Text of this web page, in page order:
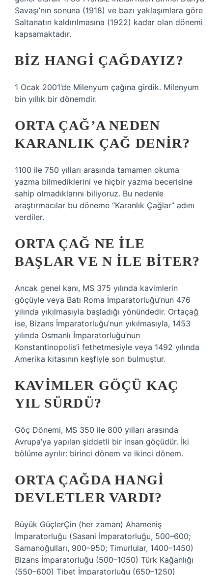
Savaşı’nın sonuna (1918) ve bazı yaklaşımlara göre
Saltanatın kaldırılmasına (1922) kadar olan dönemi
kapsamaktadır.
BIZ HANGI ÇAĞDAYIZ?
1 Ocak 2001’de Milenyum çağına girdik. Milenyum
bin yıllık bir dönemdir.
ORTA ÇAĞ’A NEDEN
KARANLIK ÇAĞ DENIR?
1100 ile 750 yılları arasında tamamen okuma
yazma bilmediklerini ve hiçbir yazma becerisine
sahip olmadıklarını biliyoruz. Bu nedenle
araştırmacılar bu döneme “Karanlık Çağlar” adını
verdiler.
ORTA ÇAĞ NE ILE
BAŞLAR VE N ILE BITER?
Ancak genel kanı, MS 375 yılında kavimlerin
göçüyle veya Batı Roma İmparatorluğu’nun 476
yılında yıkılmasıyla başladığı yönündedir. Ortaçağ
ise, Bizans İmparatorluğu’nun yıkılmasıyla, 1453
yılında Osmanlı İmparatorluğu’nun
Konstantinopolis’i fethetmesiyle veya 1492 yılında
Amerika kıtasının keşfiyle son bulmuştur.
KAVIMLER GÖÇÜ KAÇ
YIL SÜRDÜ?
Göç Dönemi, MS 350 ile 800 yılları arasında
Avrupa’ya yapılan şiddetli bir insan göçüdür. İki
bölüme ayrılır: birinci dönem ve ikinci dönem.
ORTA ÇAĞDA HANGI
DEVLETLER VARDI?
Büyük GüçlerÇin (her zaman) Ahameniş
İmparatorluğu (Sasani İmparatorluğu, 500–600;
Samanoğulları, 900–950; Timurlular, 1400–1450)
Bizans İmparatorluğu (500–1050) Türk Kağanlığı
(550–600) Tibet İmparatorluğu (650–1250)